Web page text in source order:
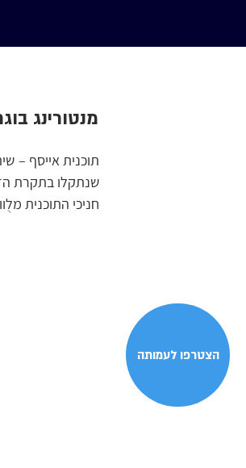
הצטרפו לעמותה
מנטורינג
תוכנית אייסף –
שנתקלו בתקרת
חניכי התוכנית